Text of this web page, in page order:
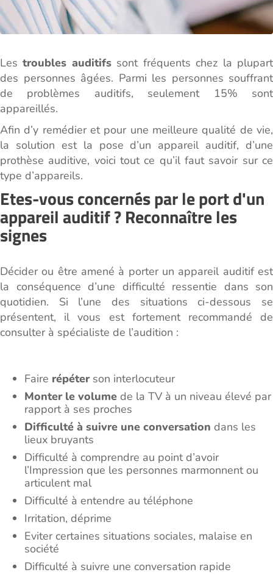
Lestroubles auditifssont fréquents chez la plupart
des personnes âgées. Parmi les personnes souffrant
de problèmes auditifs, seulement 15% sont
appareillés.
Afin d’y remédier et pour une meilleure qualité de vie,
la solution est la pose d’un appareil auditif, d’une
prothèse auditive, voici tout ce qu’il faut savoir sur ce
type d’appareils.
Etes-vous concernés par le port d'un
appareil auditif ?Reconnaître les
signes
Décider ou être amené à porter un appareil auditif est
la conséquence d’une difficulté ressentie dans son
quotidien. Si l’une des situations ci-dessous se
présentent, il vous est fortement recommandé de
consulter à spécialiste de l’audition :
Faire répéterson interlocuteur
Monter le volume de la TV à un niveau élevé par
rapport à ses proches
Difficulté à suivre une conversation dans les
lieux bruyants
Difficulté à comprendre au point d’avoir
l’Impression que les personnes marmonnent ou
articulent mal
Difficulté à entendre au téléphone
Irritation, déprime
Eviter certaines situations sociales, malaise en
société
Difficulté à suivre une conversation rapide